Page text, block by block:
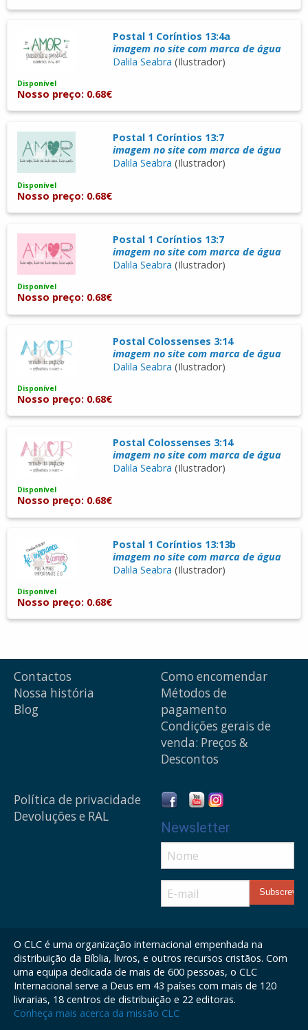
Postal 1 Coríntios 13:4a
imagem no site com marca de água
Dalila Seabra (Ilustrador)
Disponível
Nosso preço: 0.68€
Postal 1 Coríntios 13:7
imagem no site com marca de água
Dalila Seabra (Ilustrador)
Disponível
Nosso preço: 0.68€
Postal 1 Coríntios 13:7
imagem no site com marca de água
Dalila Seabra (Ilustrador)
Disponível
Nosso preço: 0.68€
Postal Colossenses 3:14
imagem no site com marca de água
Dalila Seabra (Ilustrador)
Disponível
Nosso preço: 0.68€
Postal Colossenses 3:14
imagem no site com marca de água
Dalila Seabra (Ilustrador)
Disponível
Nosso preço: 0.68€
Postal 1 Coríntios 13:13b
imagem no site com marca de água
Dalila Seabra (Ilustrador)
Disponível
Nosso preço: 0.68€
Contactos
Nossa história
Blog
Como encomendar
Métodos de
pagamento
Condições gerais de
venda: Preços &
Descontos
Política de privacidade
Devoluções e RAL
Newsletter
O CLC é uma organização internacional empenhada na
distribuição da Bíblia, livros, e outros recursos cristãos. Com
uma equipa dedicada de mais de 600 pessoas, o CLC
Internacional serve a Deus em 43 países com mais de 120
livrarias, 18 centros de distribuição e 22 editoras.
Conheça mais acerca da missão CLC